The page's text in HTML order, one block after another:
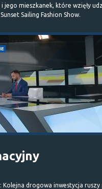
jego mieszkanek, które wzięły
Sailing Fashion Show.
Kolejna drogowa inwestycja ruszy